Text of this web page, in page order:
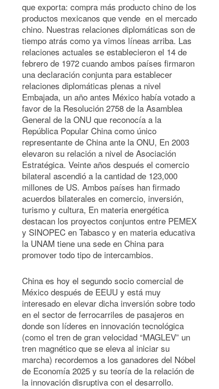
que exporta: compra más producto chino de los
productos mexicanos que vende en el mercado
chino. Nuestras relaciones diplomáticas son de
tiempo atrás como ya vimos líneas arriba. Las
relaciones actuales se establecieron el 14 de
febrero de 1972 cuando ambos países firmaron
una declaración conjunta para establecer
relaciones diplomáticas plenas a nivel
Embajada, un año antes México había votado a
favor de la Resolución 2758 de la Asamblea
General de la ONU que reconocía a la
República Popular China como único
representante de China ante la ONU, En 2003
elevaron su relación a nivel de Asociación
Estratégica. Veinte años después el comercio
bilateral ascendió a la cantidad de 123,000
millones de US. Ambos países han firmado
acuerdos bilaterales en comercio, inversión,
turismo y cultura, En materia energética
destacan los proyectos conjuntos entre PEMEX
y SINOPEC en Tabasco y en materia educativa
la UNAM tiene una sede en China para
promover todo tipo de intercambios.
China es hoy el segundo socio comercial de
México después de EEUU y está muy
interesado en elevar dicha inversión sobre todo
en el sector de ferrocarriles de pasajeros en
donde son líderes en innovación tecnológica
(como el tren de gran velocidad “MAGLEV” un
tren magnético que se eleva al iniciar su
marcha) recordemos a los ganadores del Nóbel
de Economía 2025 y su teoría de la relación de
la innovación disruptiva con el desarrollo.